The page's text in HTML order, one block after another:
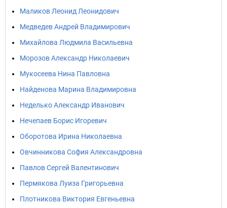
Маликов Леонид Леонидович
Медведев Андрей Владимирович
Михайлова Людмила Васильевна
Морозов Александр Николаевич
Мукосеева Нина Павловна
Найденова Марина Владимировна
Неделько Александр Иванович
Нечепаев Борис Игоревич
Оборотова Ирина Николаевна
Овчинникова София Александровна
Павлов Сергей Валентинович
Пермякова Луиза Григорьевна
Плотникова Виктория Евгеньевна